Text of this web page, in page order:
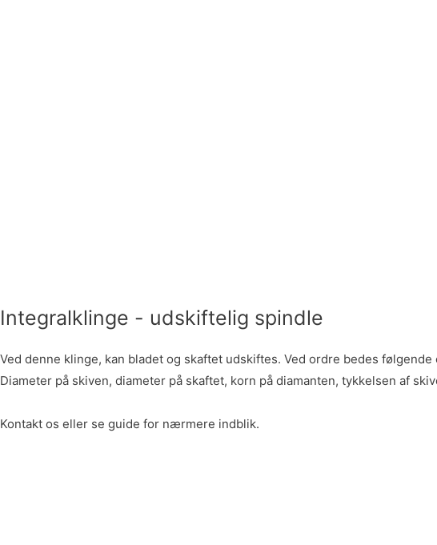
Integralklinge - udskiftelig spindle
Ved denne klinge, kan bladet og skaftet udskiftes. Ved ordre bedes følgende
Diameter på skiven, diameter på skaftet, korn på diamanten, tykkelsen af
Kontakt os eller se guide for nærmere indblik.